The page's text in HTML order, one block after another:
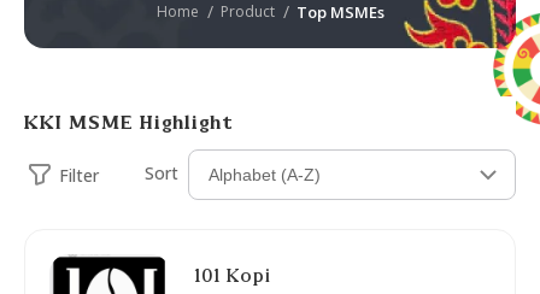
Home Product Top MSMEs
KKI MSME Highlight
Filter Sort
101 Kopi